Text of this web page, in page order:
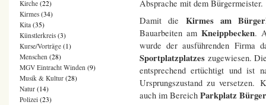
Absprache mit dem Bürgermeister.
Damit die Kirmes am
Bauarbeiten amKneippbecken.
wurde der ausführenden Firma
Sportplatzplatzes zugewiesen.
entsprechend ertüchtigt und ist
Ursprungszustand zu versetzen.
auch im Bereich Parkplatz
Kirche (22)
Kirmes (34)
Kita (35)
Künstlerkreis (3)
Kurse/Vorträge (1)
Menschen (28)
MGV Eintracht Winden (9)
Musik & Kultur (28)
Natur (14)
Polizei (23)